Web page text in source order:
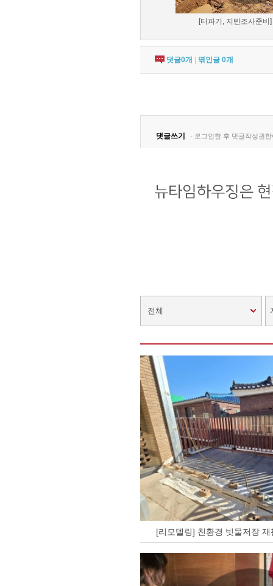
[터파기, 지반조사준비
댓글0개 엮인글 0개
전체
[리모델링] 친환경 빗물저장